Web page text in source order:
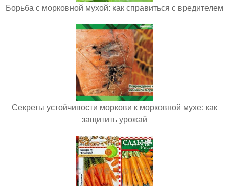
Борьба с морковной мухой: как справиться с вредителем
Секреты устойчивости моркови к морковной мухе: как
защитить урожай